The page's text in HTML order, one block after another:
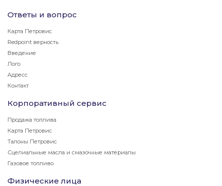
Ответы и вопрос
Карта Петровис
Redpoint верность
Введение
Лого
Адресс
Контакт
Корпоративный сервис
Продажа топлива
Карта Петровис
Талоны Петровис
Сцелиальные масла и смазочные материалы
Газовое топливо
Физические лица